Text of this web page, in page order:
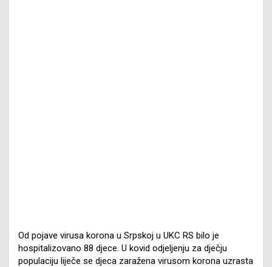
Od pojave virusa korona u Srpskoj u UKC RS bilo je
hospitalizovano 88 djece. U kovid odjeljenju za dječju
populaciju liječe se djeca zaražena virusom korona uzrasta